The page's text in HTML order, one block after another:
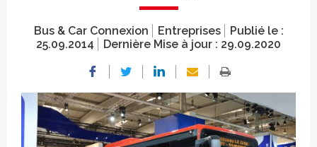
Bus & Car Connexion Entreprises
Publié le :
25.09.2014
Dernière Mise à jour : 29.09.2020